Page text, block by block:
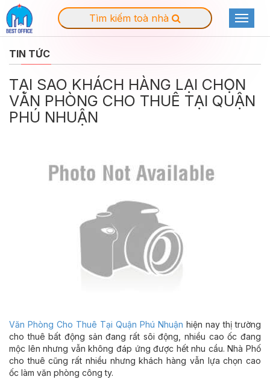
Tìm kiếm toà nhà
Toggle
TIN TỨC
TẠI SAO KHÁCH HÀNG LẠI CHỌN
VĂN PHÒNG CHO THUÊ TẠI QUẬN
PHÚ NHUẬN
Văn Phòng Cho Thuê Tại Quận Phú Nhuận hiện nay thị trường
cho thuê bất động sản đang rất sôi động, nhiều cao ốc đang
mộc lên nhưng vẫn không đáp ứng được hết nhu cầu. Nhà Phố
cho thuê cũng rất nhiều nhưng khách hàng vẫn lựa chọn cao
ốc làm văn phòng công ty.